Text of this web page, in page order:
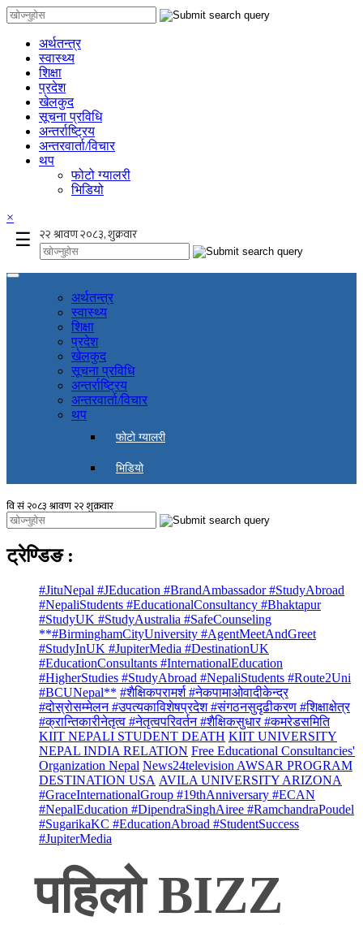
अर्थतन्त्र
स्वास्थ्य
शिक्षा
प्रदेश
खेलकुद
सूचना प्रविधि
अन्तर्राष्ट्रिय
अन्तरवार्ता/विचार
थप
फोटो ग्यालरी
भिडियो
×
☰
अर्थतन्त्र
स्वास्थ्य
शिक्षा
प्रदेश
खेलकुद
सूचना प्रविधि
अन्तर्राष्ट्रिय
अन्तरवार्ता/विचार
थप
फोटो ग्यालरी
भिडियो
ट्रेण्डिङ :
#JituNepal #JEducation #BrandAmbassador #StudyAbroad
#NepaliStudents #EducationalConsultancy #Bhaktapur
#StudyUK #StudyAustralia #SafeCounseling
**#BirminghamCityUniversity #AgentMeetAndGreet
#StudyInUK #JupiterMedia #DestinationUK
#EducationConsultants #InternationalEducation
#HigherStudies #StudyAbroad #NepaliStudents #Route2Uni
#BCUNepal** #शैक्षिकपरामर्श #नेकपामाओवादीकेन्द्र
#दोस्रोसम्मेलन #उपत्यकाविशेषप्रदेश #संगठनसुदृढीकरण #शिक्षाक्षेत्र
#क्रान्तिकारीनेतृत्व #नेतृत्वपरिवर्तन #शैक्षिकसुधार #कमरेडसमिति
KIIT NEPALI STUDENT DEATH KIIT UNIVERSITY
NEPAL INDIA RELATION Free Educational Consultancies'
Organization Nepal News24television AWSAR PROGRAM
DESTINATION USA AVILA UNIVERSITY ARIZONA
#GraceInternationalGroup #19thAnniversary #ECAN
#NepalEducation #DipendraSinghAiree #RamchandraPoudel
#SugarikaKC #EducationAbroad #StudentSuccess
#JupiterMedia
पहिलो BIZZ